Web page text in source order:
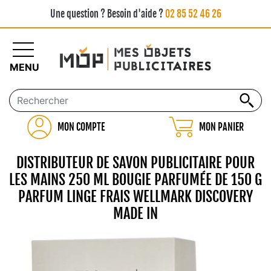
Une question ? Besoin d'aide ?02 85 52 46 26
MON COMPTE MON PANIER
MENU
DISTRIBUTEUR DE SAVON PUBLICITAIRE POUR
LES MAINS 250 ML BOUGIE PARFUMÉE DE 150 G
PARFUM LINGE FRAIS WELLMARK DISCOVERY
MADE IN